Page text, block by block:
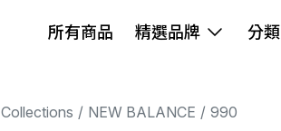
所有商品 精選品牌 分類
Collections NEW BALANCE 990